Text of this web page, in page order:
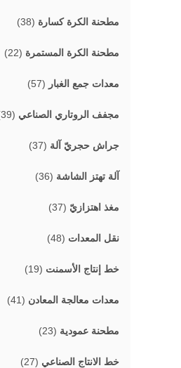
مطحنة الكرة كسارة (38)
مطحنة الكرة المستمرة (22)
معدات جمع الغبار (57)
مجفف الروتاري الصناعي (39)
جراش حجريّ آلة (37)
آلة تهتز الشاشة (36)
مغذ اهتزازيّ (37)
نقل المعدات (48)
خط إنتاج الأسمنت (19)
معدات معالجة المعادن (41)
مطحنة عمودية (23)
خط الانتاج الصناعي (27)